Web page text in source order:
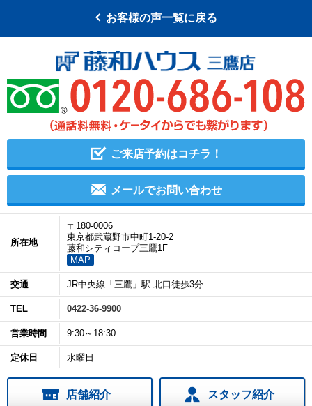
お客様の声一覧に戻る
ご来店予約はコチラ！
メールでお問い合わせ
所在地
〒180-0006
東京都武蔵野市中町1-20-2
藤和シティコープ三鷹1F
MAP
交通 JR中央線「三鷹」駅 北口徒歩3分
TEL 0422-36-9900
営業時間 9:30～18:30
定休日 水曜日
店舗紹介 スタッフ紹介